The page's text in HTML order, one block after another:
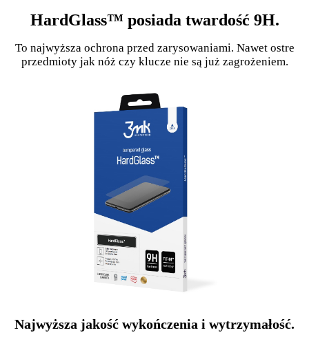
HardGlass™ posiada twardość 9H.
To najwyższa ochrona przed zarysowaniami. Nawet ostre
przedmioty jak nóż czy klucze nie są już zagrożeniem.
Najwyższa jakość wykończenia i wytrzymałość.